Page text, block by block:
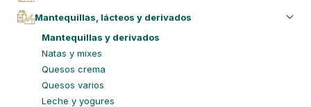
mantequillas, lácteos y derivados
mantequillas y derivados
natas y mixes
quesos crema
quesos varios
leche y yogures